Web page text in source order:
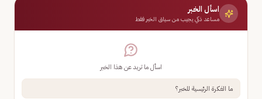
اسأل الخبر
مساعد ذكي يجيب من سياق الخبر فقط
اسأل ما تريد عن هذا الخبر
ما الفكرة الرئيسية للخبر؟